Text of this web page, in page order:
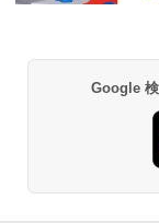
Google